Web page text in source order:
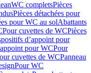
WC completsPièces
Pièces détachées pour
pour WC au solAbattants
Pour cuvettes de WCPièces
d’appoint pour
pour WCPour
cuvettes de WCPanneau
Pour WC